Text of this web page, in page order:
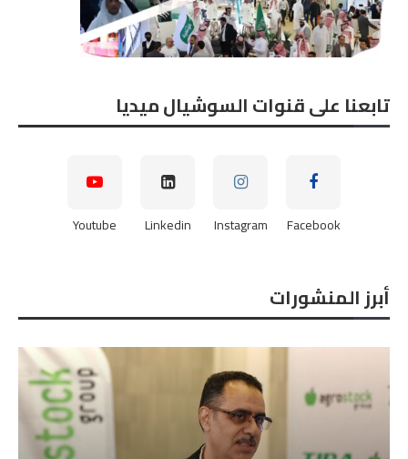
تابعنا على قنوات السوشيال ميديا
Facebook
Instagram
Linkedin
Youtube
أبرز المنشورات